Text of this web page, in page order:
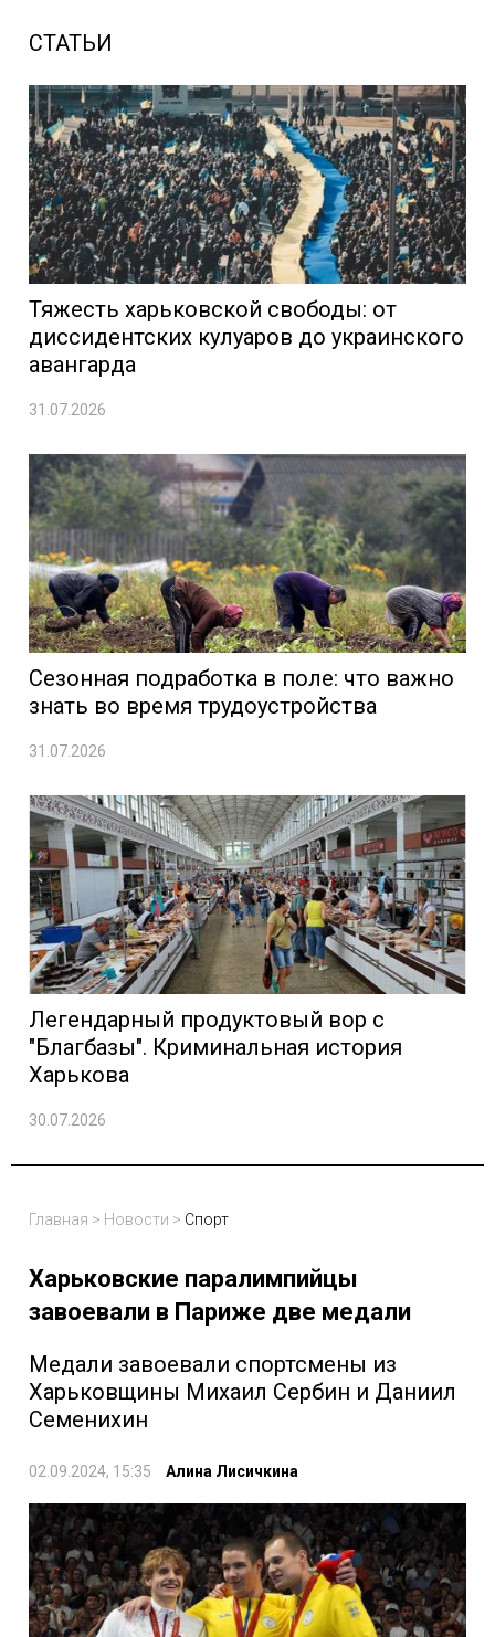
СТАТЬИ
Тяжесть харьковской свободы: от
диссидентских кулуаров до украинского
авангарда
31.07.2026
Сезонная подработка в поле: что важно
знать во время трудоустройства
31.07.2026
Легендарный продуктовый вор с
"Благбазы". Криминальная история
Харькова
30.07.2026
Главная > Новости > Спорт
Харьковские паралимпийцы
завоевали в Париже две медали
Медали завоевали спортсмены из
Харьковщины Михаил Сербин и Даниил
Семенихин
02.09.2024, 15:35 Алина Лисичкина